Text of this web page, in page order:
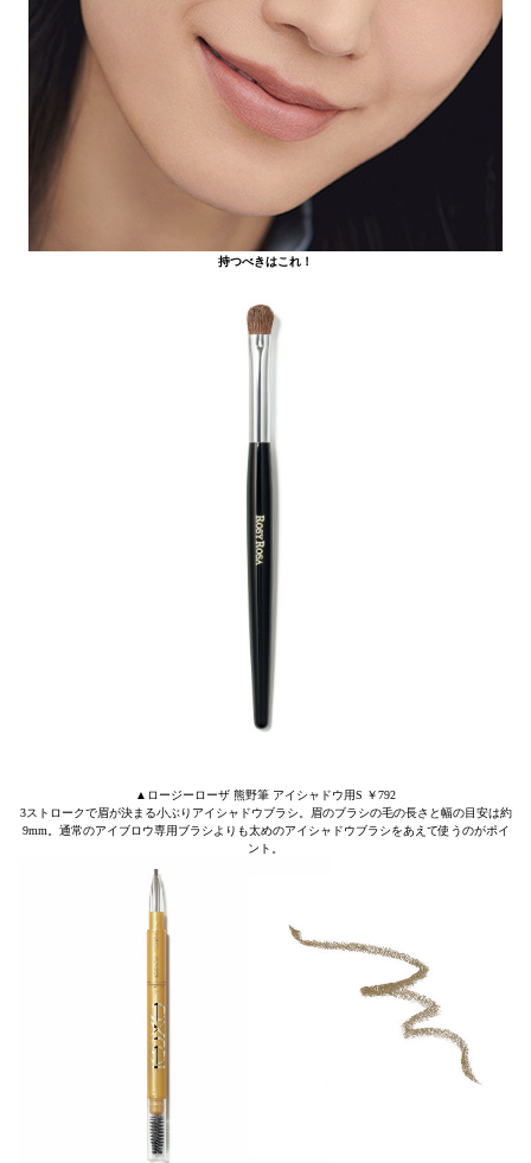
持つべきはこれ！
▲ロージーローザ 熊野筆 アイシャドウ用S ￥792
3ストロークで眉が決まる小ぶりアイシャドウブラシ。眉のブラシの毛の長さと幅の目安は約
9mm。通常のアイブロウ専用ブラシよりも太めのアイシャドウブラシをあえて使うのがポイ
ント。